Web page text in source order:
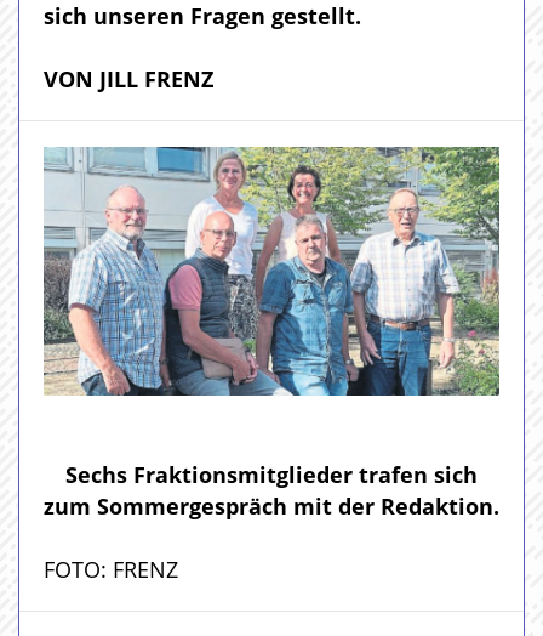
sich unseren Fragen gestellt.
VON JILL FRENZ
Sechs Fraktionsmitglieder trafen sich
zum Sommergespräch mit der Redaktion.
FOTO: FRENZ